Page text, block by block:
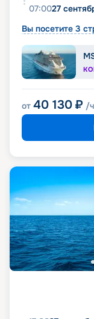
07:0027
Вы посетите 3
от 40 130 ₽ /